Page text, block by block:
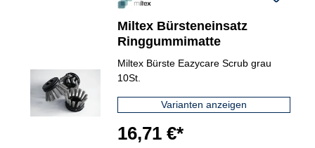
Miltex Bürsteneinsatz
Ringgummimatte
Miltex Bürste Eazycare Scrub grau
10St.
Varianten anzeigen
16,71 €*